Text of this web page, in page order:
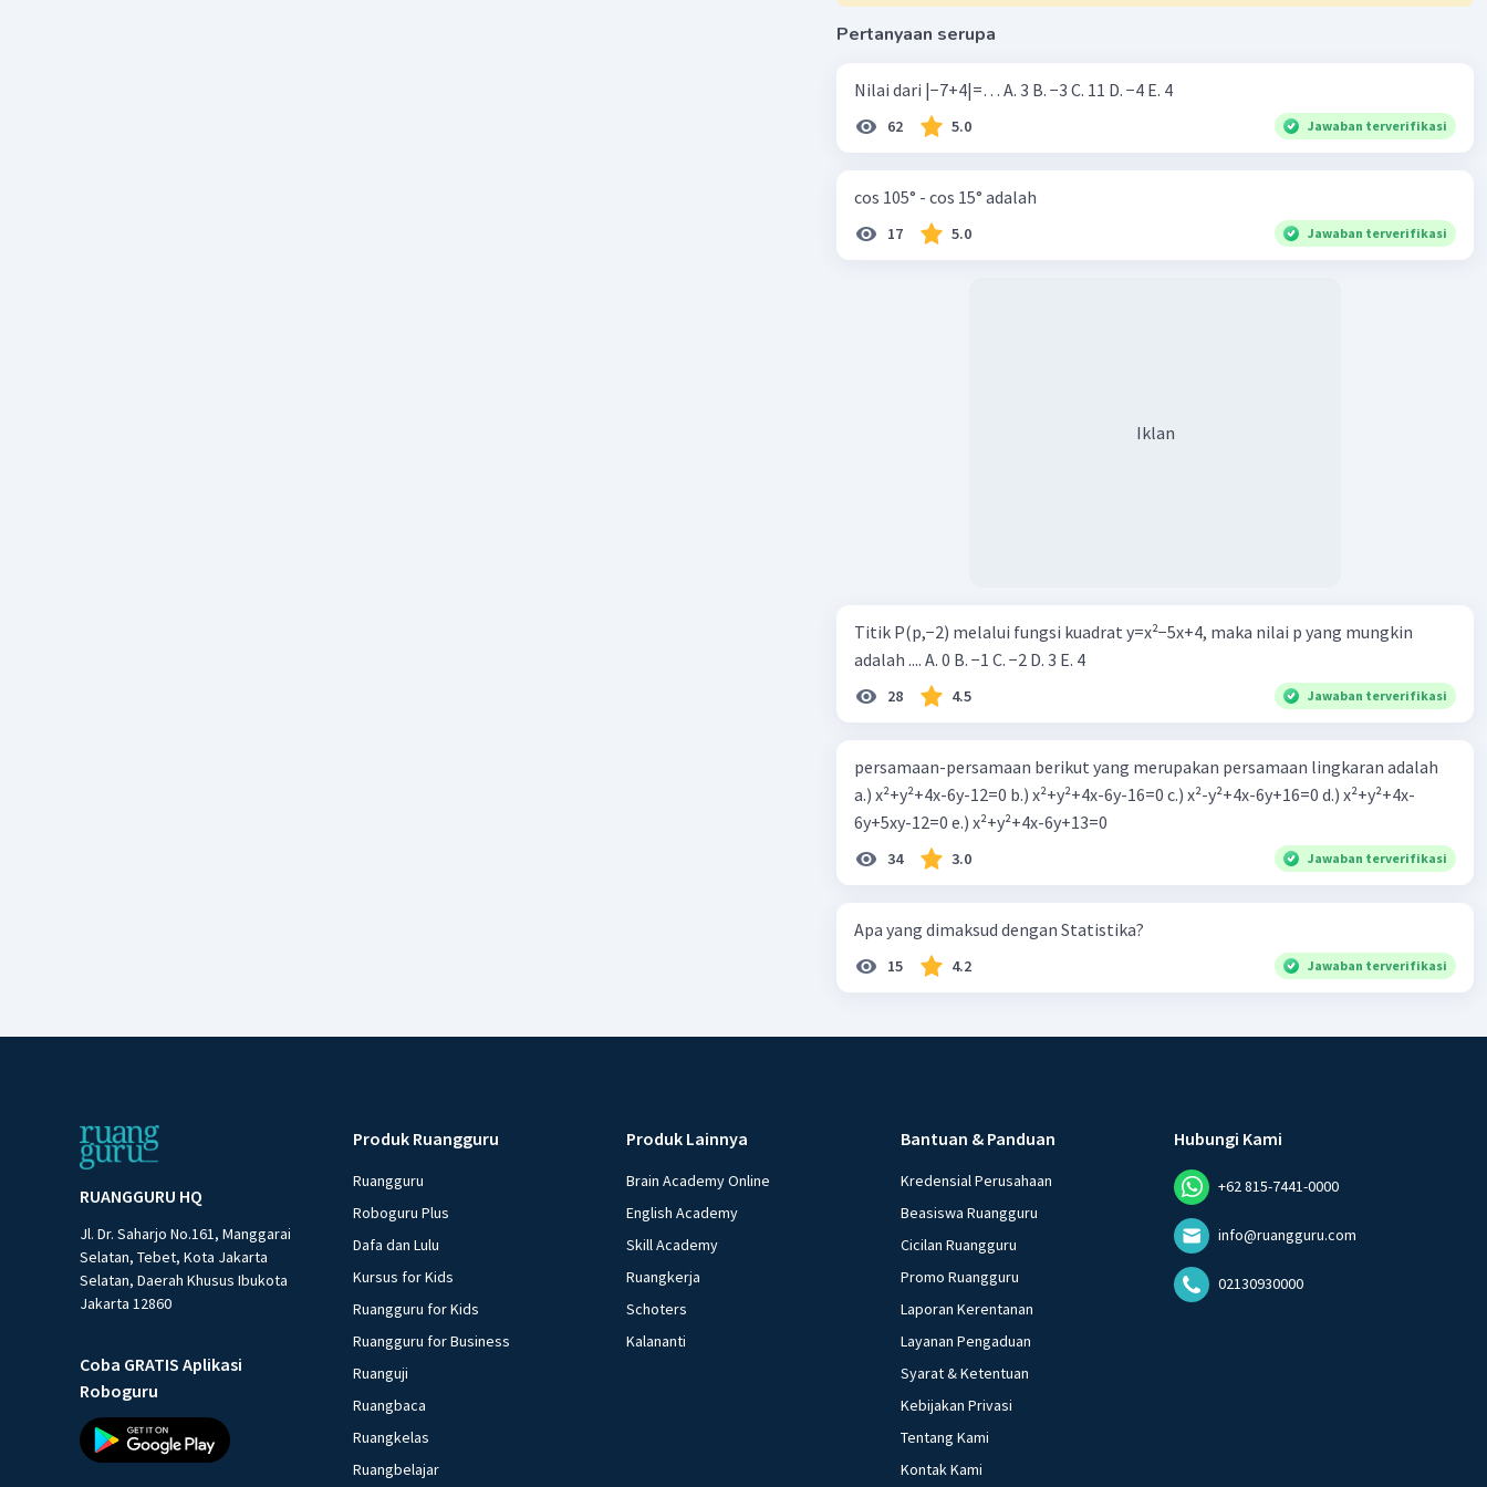
Pertanyaan serupa
Nilai dari |−7+4|=… A. 3 B. −3 C. 11 D. −4 E. 4
62 5.0 Jawaban terverifikasi
cos 105° - cos 15° adalah
17 5.0 Jawaban terverifikasi
Iklan
Titik P(p,−2) melalui fungsi kuadrat y=x²−5x+4, maka nilai p yang mungkin
adalah .... A. 0 B. −1 C. −2 D. 3 E. 4
28 4.5 Jawaban terverifikasi
persamaan-persamaan berikut yang merupakan persamaan lingkaran adalah
a.) x²+y²+4x-6y-12=0 b.) x²+y²+4x-6y-16=0 c.) x²-y²+4x-6y+16=0 d.) x²+y²+4x-
6y+5xy-12=0 e.) x²+y²+4x-6y+13=0
34 3.0 Jawaban terverifikasi
Apa yang dimaksud dengan Statistika?
15 4.2 Jawaban terverifikasi
RUANGGURU HQ
Jl. Dr. Saharjo No.161, Manggarai
Selatan, Tebet, Kota Jakarta
Selatan, Daerah Khusus Ibukota
Jakarta 12860
Coba GRATIS Aplikasi
Roboguru
Produk Ruangguru
Ruangguru
Roboguru Plus
Dafa dan Lulu
Kursus for Kids
Ruangguru for Kids
Ruangguru for Business
Ruanguji
Ruangbaca
Ruangkelas
Ruangbelajar
Produk Lainnya
Brain Academy Online
English Academy
Skill Academy
Ruangkerja
Schoters
Kalananti
Bantuan & Panduan
Kredensial Perusahaan
Beasiswa Ruangguru
Cicilan Ruangguru
Promo Ruangguru
Laporan Kerentanan
Layanan Pengaduan
Syarat & Ketentuan
Kebijakan Privasi
Tentang Kami
Kontak Kami
Hubungi Kami
+62 815-7441-0000
info@ruangguru.com
02130930000